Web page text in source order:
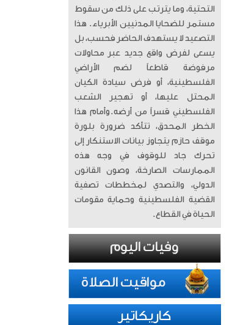
التحتية، وما يترتب على ذلك من سقوط
مستمر للضحايا المدنيين الأبرياء. ​ هذا
التصعيد لا يستهدف الحاضر فحسب، بل
يسعى لفرض واقع جديد عبر محاولات
مرفوضة قاطعاً لضم الأراضي
الفلسطينية، أو فرض سيادة الكيان
المحتل عليها، أو تهجير الشعب
الفلسطيني قسراً من أرضه. ​وأمام هذا
الخطر المحدق، تتأكد ضرورة بلورة
موقف حازم يتجاوز بيانات الاستنكار إلى
تحرك جاد للوقوف في وجه هذه
الممارسات الصارخة، وصون القانون
الدولي، والتصدي لمخططات تصفية
القضية الفلسطينية وحماية مقومات
الحياة في القطاع.
كاريكاتير